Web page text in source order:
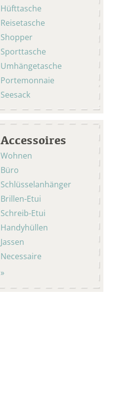
Hüfttasche
Reisetasche
Shopper
Sporttasche
Umhängetasche
Portemonnaie
Seesack
Accessoires
Wohnen
Büro
Schlüsselanhänger
Brillen-Etui
Schreib-Etui
Handyhüllen
Jassen
Necessaire